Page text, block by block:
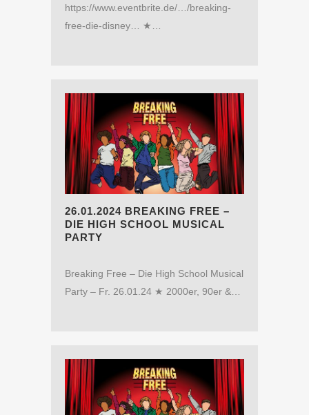
https://www.eventbrite.de/…/breaking-
free-die-disney… ★…
26.01.2024 BREAKING FREE –
DIE HIGH SCHOOL MUSICAL
PARTY
Breaking Free – Die High School Musical
Party – Fr. 26.01.24 ★ 2000er, 90er &…